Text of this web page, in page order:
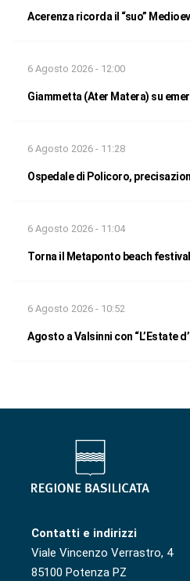
Acerenza ricorda il “suo”
6 Agosto 2026 - 12:00
Giammetta (Ater Matera) su
6 Agosto 2026 - 11:28
Ospedale di Policoro,
6 Agosto 2026 - 11:04
Torna il Metaponto beach festival
6 Agosto 2026 - 10:52
Agosto a Valsinni con “L’Estate
Contatti e indirizzi
Viale Vincenzo Verrastro, 4
85100 Potenza PZ